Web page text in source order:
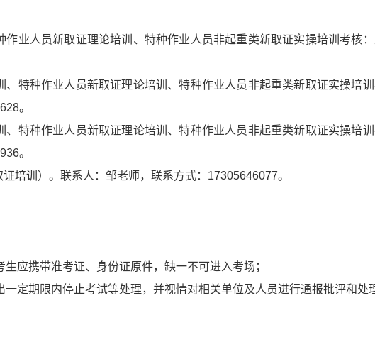
业人员新取证理论培训、特种作业人员非起重类新取证实操培训考核
特种作业人员新取证理论培训、特种作业人员非起重类新取证实操培
。
特种作业人员新取证理论培训、特种作业人员非起重类新取证实操培
。
培训）。联系人：邹老师，联系方式：17305646077。
应携带准考证、身份证原件，缺一不可进入考场；
定期限内停止考试等处理，并视情对相关单位及人员进行通报批评和处